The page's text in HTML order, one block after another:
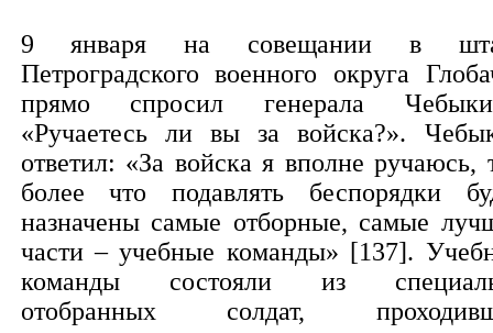
9 января на совещании в
Петроградского военного округа
прямо спросил генерала
«Ручаетесь ли вы за войска?».
ответил: «За войска я вполне ручаюсь,
более что подавлять беспорядки
назначены самые отборные, самые
части – учебные команды» [137].
команды состояли из
отобранных солдат,